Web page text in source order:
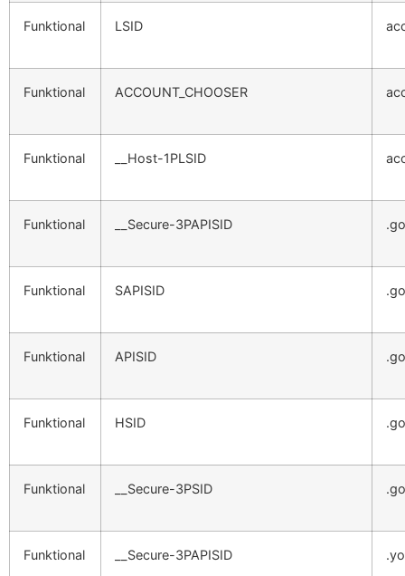
Funktional LSID
Funktional ACCOUNT_CHOOSER
Funktional __Host-1PLSID
Funktional __Secure-3PAPISID
Funktional SAPISID
Funktional APISID
Funktional HSID
Funktional __Secure-3PSID
Funktional __Secure-3PAPISID